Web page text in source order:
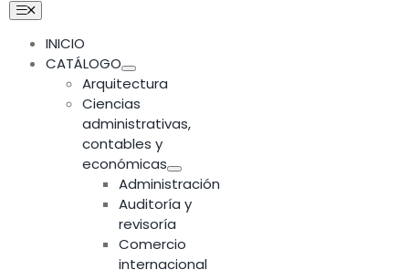
Skip
content
Toggle
Navigation
INICIO
CATÁLOGO
Arquitectura
Ciencias
administrativas,
contables y
económicas
Administración
Auditoría y
revisoría
Comercio
internacional